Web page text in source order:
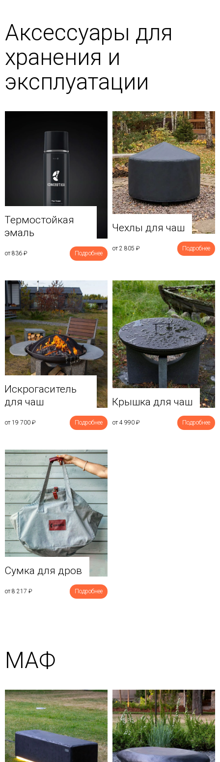
Аксессуары для
хранения и
эксплуатации
Термостойкая
эмаль
от 836 ₽ Подробнее
Чехлы для чаш
от 2 805 ₽ Подробнее
Искрогаситель
для чаш
от 19 700 ₽ Подробнее
Крышка для чаш
от 4 990 ₽ Подробнее
Сумка для дров
от 8 217 ₽ Подробнее
МАФ